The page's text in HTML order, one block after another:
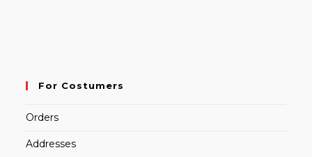
For Costumers
Orders
Addresses